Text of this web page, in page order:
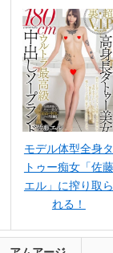
モデル体型全身タ
トゥー痴女「佐藤
エル」に搾り取ら
れる！